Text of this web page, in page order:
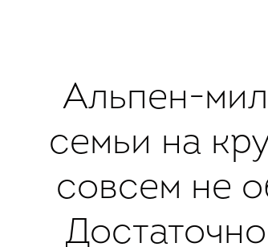
Альпен-
семьи на
совсем не